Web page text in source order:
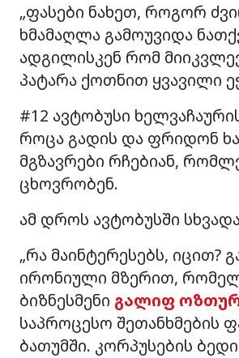
„ფასები ნახეთ, როგორ
ხმამაღლა გამოუვიდა
ადგილისკენ რომ
პატარა ქოთნით ყვავილი
#12 ავტობუსი
როცა გადის და ფრიდონ
მგზავრები რჩებიან,
ცხოვრობენ.
ამ დროს ავტობუსში
„რა მაინტერესებს, იცით?
ირონიული მზერით,
ბიზნესმენი გალიფ
საპროცესო შეთანხმების
ბათუმში. კორპუსების